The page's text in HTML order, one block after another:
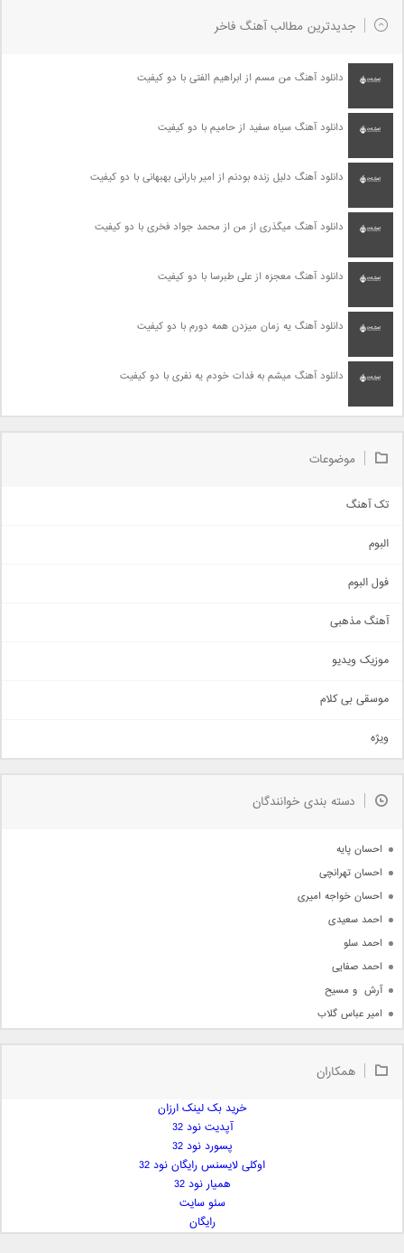
جدیدترین مطالب آهنگ فاخر
دانلود آهنگ من مسم از ابراهیم الفتی با دو کیفیت
دانلود آهنگ سیاه سفید از حامیم با دو کیفیت
دانلود آهنگ دلیل زنده بودنم از امیر بارانی بهبهانی با دو کیفیت
دانلود آهنگ میگذری از من از محمد جواد فخری با دو کیفیت
دانلود آهنگ معجزه از علی طبرسا با دو کیفیت
دانلود آهنگ یه زمان میزدن همه دورم با دو کیفیت
دانلود آهنگ میشم به فدات خودم یه نفری با دو کیفیت
موضوعات
تک آهنگ
اجتماعی
حماسی
سنتی
اهنگ بندرعباسی
دمو
مذهبی
جدیدترین ها
البوم
فول البوم
آهنگ مذهبی
موزیک ویدیو
موسقی بی کلام
ویژه
دسته بندی خوانندگان
احسان پایه
احسان تهرانچی
احسان خواجه امیری
احمد سعیدی
احمد سلو
احمد صفایی
آرش  و مسیح
امیر عباس گلاب
امیر علی
همکاران
خرید بک لینک ارزان
آپدیت نود 32
پسورد نود 32
اوکلی لایسنس رایگان نود 32
همیار نود 32
سئو سایت
رایگان